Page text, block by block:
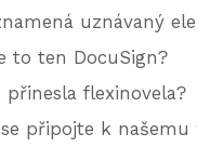
uznávaný
to ten DocuSign?
přinesla flexinovela?
připojte k našemu